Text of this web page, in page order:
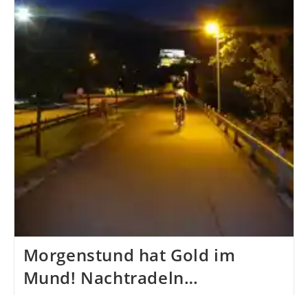
Morgenstund hat Gold im
Mund! Nachtradeln…